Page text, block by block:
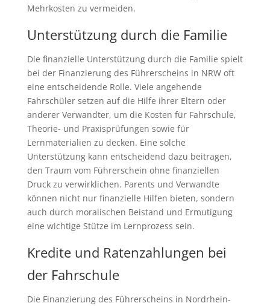
Mehrkosten zu vermeiden.
Unterstützung durch die Familie
Die finanzielle Unterstützung durch die Familie spielt
bei der Finanzierung des Führerscheins in NRW oft
eine entscheidende Rolle. Viele angehende
Fahrschüler setzen auf die Hilfe ihrer Eltern oder
anderer Verwandter, um die Kosten für Fahrschule,
Theorie- und Praxisprüfungen sowie für
Lernmaterialien zu decken. Eine solche
Unterstützung kann entscheidend dazu beitragen,
den Traum vom Führerschein ohne finanziellen
Druck zu verwirklichen. Parents und Verwandte
können nicht nur finanzielle Hilfen bieten, sondern
auch durch moralischen Beistand und Ermutigung
eine wichtige Stütze im Lernprozess sein.
Kredite und Ratenzahlungen bei
der Fahrschule
Die Finanzierung des Führerscheins in Nordrhein-